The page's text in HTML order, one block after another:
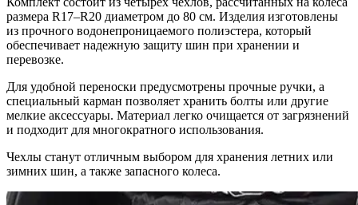
размера R17–R20 диаметром до 80 см. Изделия изготовлены
из прочного водонепроницаемого полиэстера, который
обеспечивает надежную защиту шин при хранении и
перевозке.
Для удобной переноски предусмотрены прочные ручки, а
специальный карман позволяет хранить болты или другие
мелкие аксессуары. Материал легко очищается от загрязнений
и подходит для многократного использования.
Чехлы станут отличным выбором для хранения летних или
зимних шин, а также запасного колеса.